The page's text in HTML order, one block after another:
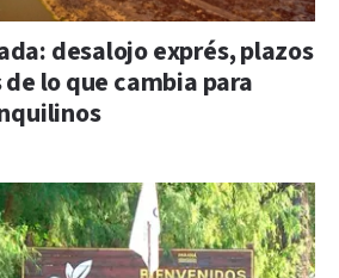
desalojo exprés, plazos
lo que cambia para